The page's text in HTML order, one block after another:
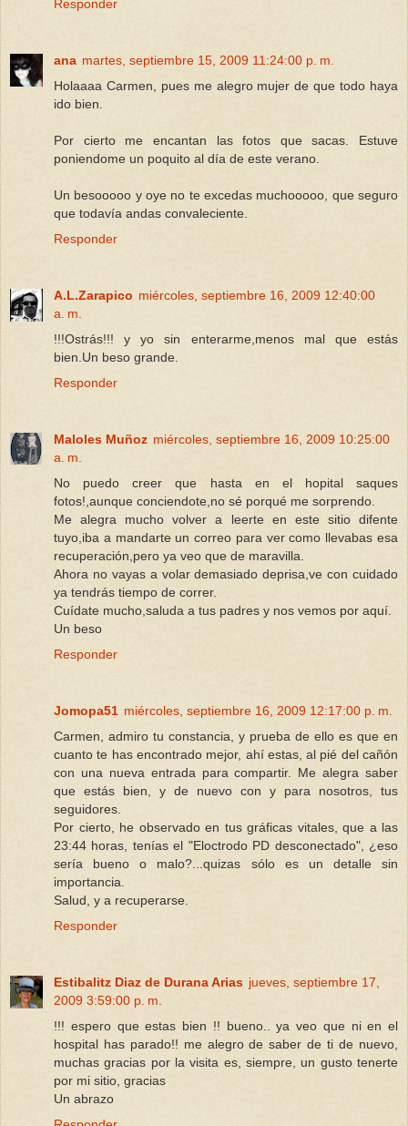
Responder
ana martes, septiembre 15, 2009 11:24:00 p. m.
Holaaaa Carmen, pues me alegro mujer de que todo haya
ido bien.
Por cierto me encantan las fotos que sacas. Estuve
poniendome un poquito al día de este verano.
Un besooooo y oye no te excedas muchooooo, que seguro
que todavía andas convaleciente.
Responder
A.L.Zarapico miércoles, septiembre 16, 2009 12:40:00
a. m.
!!!Ostrás!!! y yo sin enterarme,menos mal que estás
bien.Un beso grande.
Responder
Maloles Muñoz miércoles, septiembre 16, 2009 10:25:00
a. m.
No puedo creer que hasta en el hopital saques
fotos!,aunque conciendote,no sé porqué me sorprendo.
Me alegra mucho volver a leerte en este sitio difente
tuyo,iba a mandarte un correo para ver como llevabas esa
recuperación,pero ya veo que de maravilla.
Ahora no vayas a volar demasiado deprisa,ve con cuidado
ya tendrás tiempo de correr.
Cuídate mucho,saluda a tus padres y nos vemos por aquí.
Un beso
Responder
Jomopa51 miércoles, septiembre 16, 2009 12:17:00 p. m.
Carmen, admiro tu constancia, y prueba de ello es que en
cuanto te has encontrado mejor, ahí estas, al pié del cañón
con una nueva entrada para compartir. Me alegra saber
que estás bien, y de nuevo con y para nosotros, tus
seguidores.
Por cierto, he observado en tus gráficas vitales, que a las
23:44 horas, tenías el "Eloctrodo PD desconectado", ¿eso
sería bueno o malo?...quizas sólo es un detalle sin
importancia.
Salud, y a recuperarse.
Responder
Estibalitz Diaz de Durana Arias jueves, septiembre 17,
2009 3:59:00 p. m.
!!! espero que estas bien !! bueno.. ya veo que ni en el
hospital has parado!! me alegro de saber de ti de nuevo,
muchas gracias por la visita es, siempre, un gusto tenerte
por mi sitio, gracias
Un abrazo